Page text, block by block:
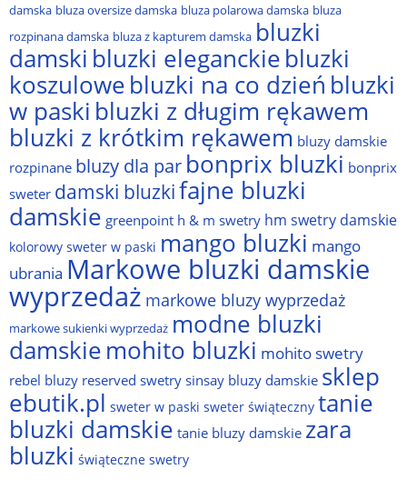
damska bluza oversize damska bluza polarowa damska bluza
rozpinana damska bluza z kapturem damska bluzki
damski bluzki eleganckie bluzki
koszulowe bluzki na co dzień bluzki
w paski bluzki z długim rękawem
bluzki z krótkim rękawem bluzy damskie
rozpinane bluzy dla par bonprix bluzki bonprix
sweter damski bluzkifajne bluzki
damskie greenpoint h & m swetry hm swetry damskie
kolorowy sweter w paski mango bluzki mango
ubrania Markowe bluzki damskie
wyprzedaż markowe bluzy wyprzedaż
markowe sukienki wyprzedaż modne bluzki
damskiemohito bluzki mohito swetry
rebel bluzy reserved swetrysinsay bluzy damskie sklep
ebutik.pl sweter w paski sweter świąteczny tanie
bluzki damskie tanie bluzy damskie zara
bluzki świąteczne swetry